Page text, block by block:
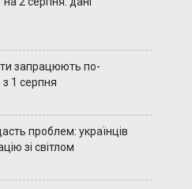
запрацюють по-
1 серпня
проблем: українців
зі світлом